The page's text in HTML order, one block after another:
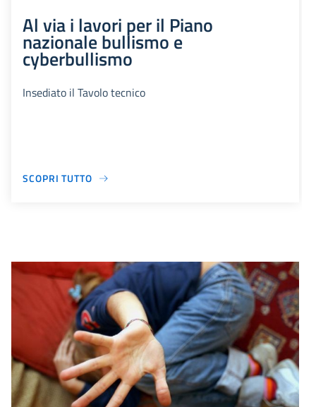
Al via i lavori per il Piano
nazionale bullismo e
cyberbullismo
Insediato il Tavolo tecnico
SCOPRI TUTTO